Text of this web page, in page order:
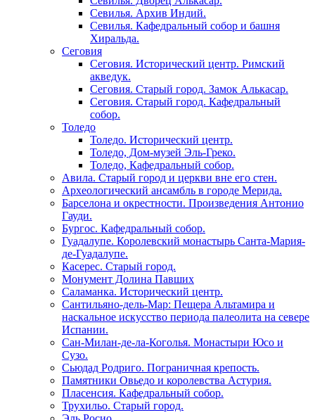
Севилья. Архив Индий.
Севилья. Кафедральный собор и башня
Хиральда.
Сеговия
Сеговия. Исторический центр. Римский
акведук.
Сеговия. Старый город. Замок Алькасар.
Сеговия. Старый город. Кафедральный
собор.
Толедо
Толедо. Исторический центр.
Толедо, Дом-музей Эль-Греко.
Толедо, Кафедральный собор.
Авила. Старый город и церкви вне его стен.
Археологический ансамбль в городе Мерида.
Барселона и окрестности. Произведения Антонио
Гауди.
Бургос. Кафедральный собор.
Гуадалупе. Королевский монастырь Санта-Мария-
де-Гуадалупе.
Касерес. Старый город.
Монумент Долина Павших
Саламанка. Исторический центр.
Сантильяно-дель-Мар: Пещера Альтамира и
наскальное искусство периода палеолита на севере
Испании.
Сан-Милан-де-ла-Коголья. Монастыри Юсо и
Сузо.
Сьюдад Родриго. Пограничная крепость.
Памятники Овьедо и королевства Астурия.
Пласенсия. Кафедральный собор.
Трухильо. Старый город.